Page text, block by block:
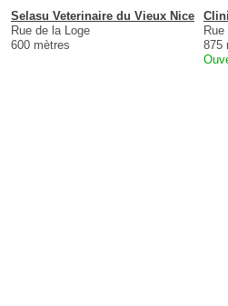
Selasu Veterinaire du Vieux Nice
Rue de la Loge
600 mètres
875